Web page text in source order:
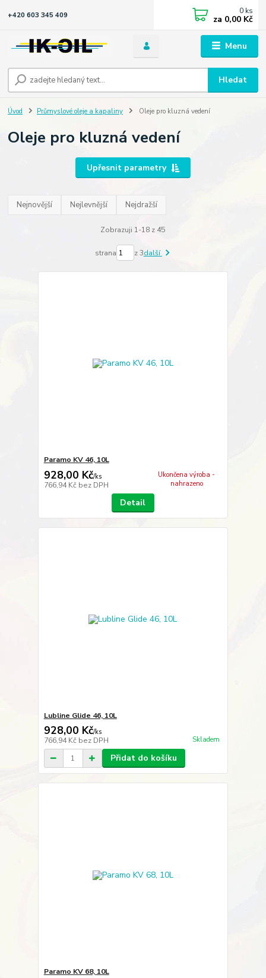
Menu
Hledat
+420 603 345 409 0 ks
za 0,00 Kč
Úvod Průmyslové oleje a kapaliny Oleje pro kluzná vedení
Oleje pro kluzná vedení
Upřesnit parametry
Nejnovější Nejlevnější Nejdražší
Zobrazuji 1-18 z 45
strana z 3další
Paramo KV 46, 10L
928,00 Kč/ks
766,94 Kč bez DPH
Ukončena výroba -
nahrazeno
Detail
Lubline Glide 46, 10L
928,00 Kč/ks
766,94 Kč bez DPH Skladem
Přidat do košíku
Paramo KV 68, 10L